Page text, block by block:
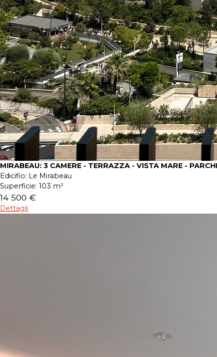
MIRABEAU: 3 CAMERE - TERRAZZA - VISTA MARE -
Edicifio: Le Mirabeau
Superficie: 103 m²
14 500 €
Dettagli